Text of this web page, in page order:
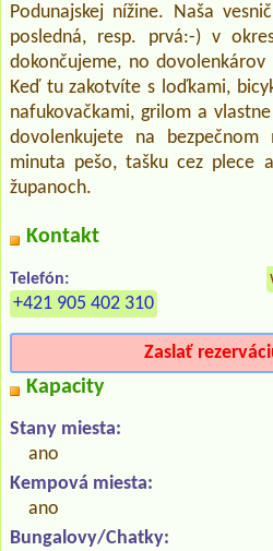
Podunajskej nížine. Naša
posledná, resp. prvá:-) v
dokončujeme, no
Keď tu zakotvíte s loďkami,
nafukovačkami, grilom a
dovolenkujete na
minuta pešo, tašku cez plece
županoch.
Kontakt
Telefón:
+421 905 402 310
Zaslať
Kapacity
Stany miesta:
ano
Kempová miesta:
ano
Bungalovy/Chatky: